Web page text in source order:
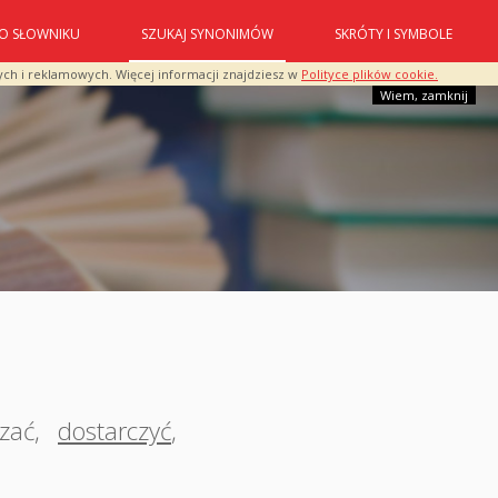
i reklamowych. Więcej informacji znajdziesz w Polityce plików cookie.
Wiem, zamknij
O SŁOWNIKU SZUKAJ SYNONIMÓW SKRÓTY I SYMBOLE
, dostarczyć,